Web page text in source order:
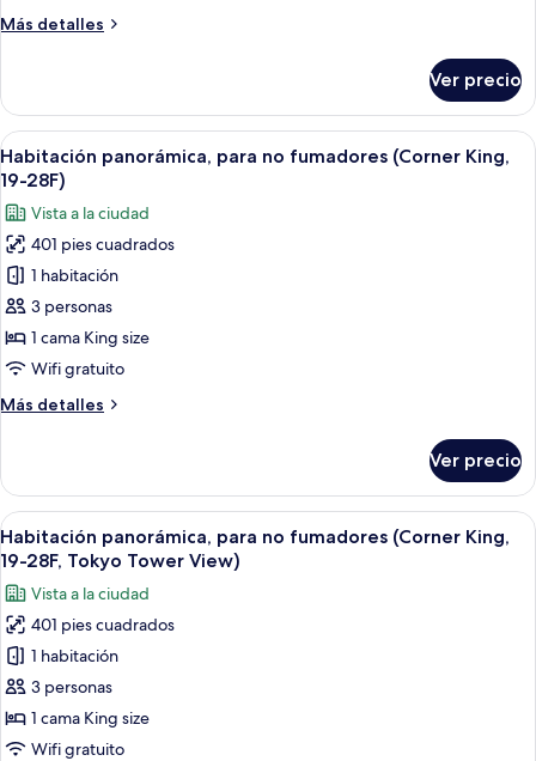
size,
fumadores
(Tokyo
TowerView,29-
31F,LoungeAccess)
Más detalles
Más
Club,
cama
King
para
no
fumadores
(Tokyo
TowerView,29-
Ver precio
Abrir
todas
las
fotos
de
Habitación
panorámica,
para
no
(Corner
28F)
Habitación de hotel con una cama
10
Habitación panorámica, para no fumadores (Corner King,
19-28F)
Vista a la ciudad
401 pies cuadrados
1 habitación
3 personas
1 cama King size
Wifi gratuito
Más detalles
Más
panorámica,
para
no
fumadores
(Corner
King,
19-
28F)
Ver precio
Abrir
todas
las
fotos
de
Habitación
panorámica,
para
no
Habitación de hotel con una cama
13
Habitación panorámica, para no fumadores (Corner King,
19-28F, Tokyo Tower View)
Vista a la ciudad
401 pies cuadrados
1 habitación
3 personas
1 cama King size
Wifi gratuito